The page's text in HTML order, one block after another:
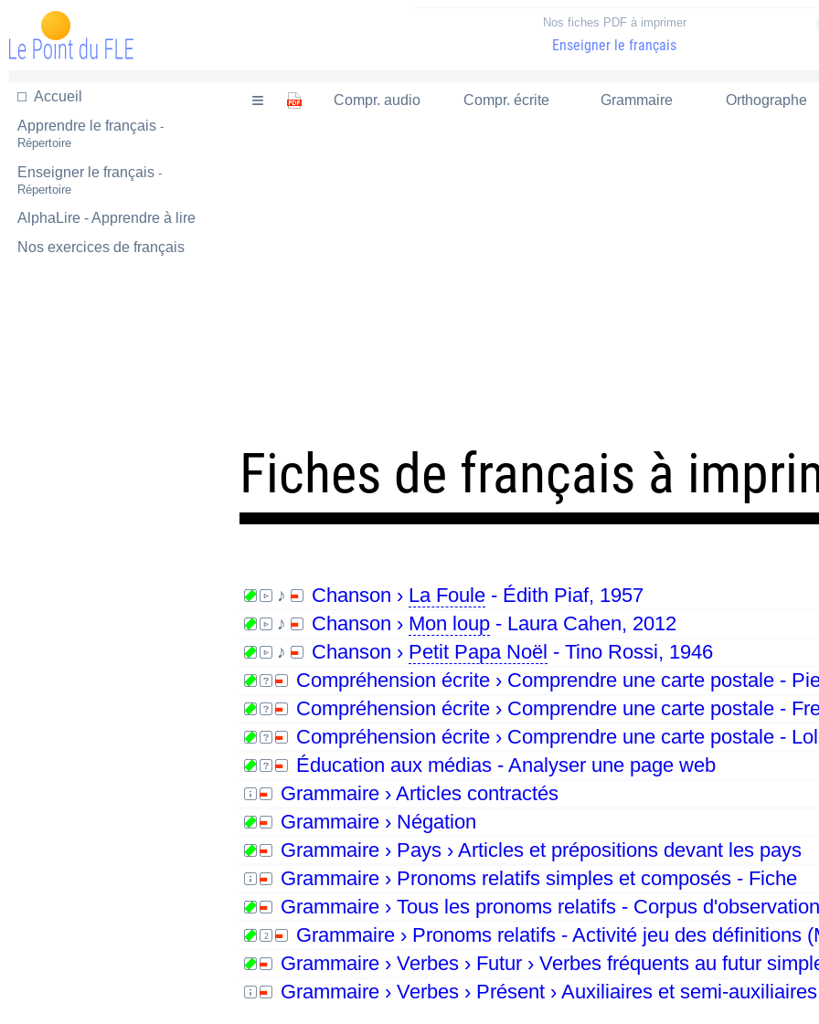
Nos fiches PDF à imprimer
Enseigner le français
Accueil
Apprendre le français -
Répertoire
Enseigner le français -
Répertoire
AlphaLire - Apprendre à lire
Nos exercices de français
Compr. audio Compr. écrite Grammaire Orthographe
Fiches de français à
Chanson › La Foule- Édith Piaf, 1957
Chanson › Mon loup- Laura Cahen, 2012
Chanson › Petit Papa Noël - Tino Rossi, 1946
Compréhension écrite › Comprendre une carte postale -
Compréhension écrite › Comprendre une carte postale -
Compréhension écrite › Comprendre une carte postale -
Éducation aux médias - Analyser une page web
Grammaire › Articles contractés
Grammaire › Négation
Grammaire › Pays › Articles et prépositions devant les pays
Grammaire › Pronoms relatifs simples et composés - Fiche
Grammaire › Tous les pronoms relatifs - Corpus d'observation
Grammaire › Pronoms relatifs - Activité jeu des définitions
Grammaire › Verbes › Futur › Verbes fréquents au futur
Grammaire › Verbes › Présent › Auxiliaires et semi-